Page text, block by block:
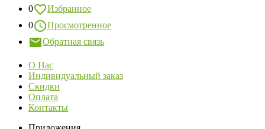
0
Избранное
0
Просмотренное
Обратная связь
О Нас
Индивидуальный заказ
Скидки
Оплата
Контакты